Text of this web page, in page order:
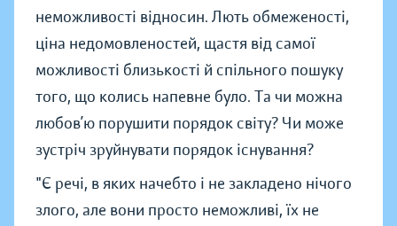
неможливості відносин. Лють обмеженості,
ціна недомовленостей, щастя від самої
можливості близькості й спільного пошуку
того, що колись напевне було. Та чи можна
любов’ю порушити порядок світу? Чи може
зустріч зруйнувати порядок існування?
"Є речі, в яких начебто і не закладено нічого
злого, але вони просто неможливі, їх не